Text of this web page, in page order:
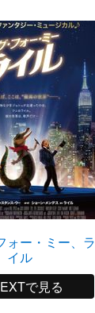
ォー・ミー、ラ
イル
で見る